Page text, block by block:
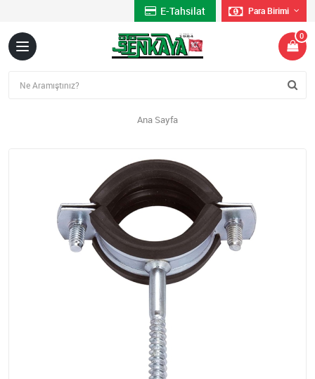
E-Tahsilat Para Birimi
0
Ana Sayfa